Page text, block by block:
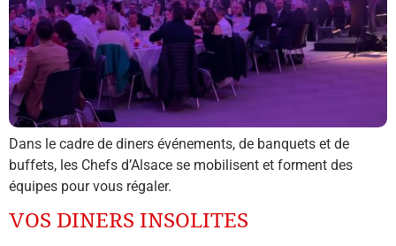
Dans le cadre de diners événements, de banquets et de
buffets, les Chefs d’Alsace se mobilisent et forment des
équipes pour vous régaler.
VOS DINERS INSOLITES